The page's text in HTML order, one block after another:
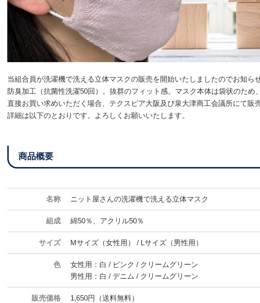
当組合員が洗濯機で洗える立体マスクの販売を開始いたしましたのでお知
防臭加工（抗菌性洗濯50回）。抜群のフィット感。マスク本体は袋状のため
直接お買い求めいただく場合、テクスピア大阪及び泉大津商工会議所にて販
詳細は以下のとおりです。よろしくお願いいたします。
商品概要
名称 ニット屋さんの洗濯機で洗える立体マスク
組成 綿50％、アクリル50％
サイズ Mサイズ（女性用） / Lサイズ（男性用）
色
女性用：白 / ピンク / クリームグリーン
男性用：白 / デニム / クリームグリーン
販売価格 1,650円（送料無料）